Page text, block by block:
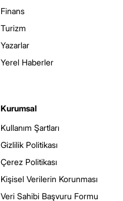
Finans
Turizm
Yazarlar
Yerel Haberler
Kurumsal
Kullanım Şartları
Gizlilik Politikası
Çerez Politikası
Kişisel Verilerin Korunması
Veri Sahibi Başvuru Formu